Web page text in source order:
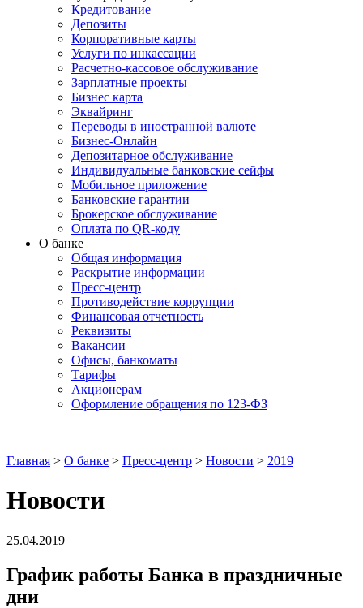
Кредитование
Депозиты
Корпоративные карты
Услуги по инкассации
Расчетно-кассовое обслуживание
Зарплатные проекты
Бизнес карта
Эквайринг
Переводы в иностранной валюте
Бизнес-Онлайн
Депозитарное обслуживание
Индивидуальные банковские сейфы
Мобильное приложение
Банковские гарантии
Брокерское обслуживание
Оплата по QR-коду
О банке
Общая информация
Раскрытие информации
Пресс-центр
Противодействие коррупции
Финансовая отчетность
Реквизиты
Вакансии
Офисы, банкоматы
Тарифы
Акционерам
Оформление обращения по 123-ФЗ
Главная > О банке > Пресс-центр > Новости > 2019
Новости
25.04.2019
График работы Банка в праздничные
дни